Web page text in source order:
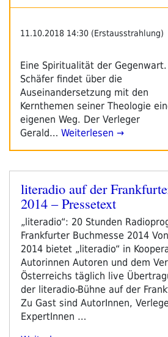
11.10.2018 14:30 (Erstausstrahlung)
Eine Spiritualität der Gegenwart.
Schäfer findet über die
Auseinandersetzung mit den
Kernthemen seiner Theologie
eigenen Weg. Der Verleger
Gerald… Weiterlesen →
Veröffentlicht
am
literadio auf der
2014 – Pressetext
„literadio“: 20 Stunden
Frankfurter Buchmesse 2014
2014 bietet „literadio“ in
Autorinnen Autoren und dem
Österreichs täglich live
der literadio-Bühne auf der
Zu Gast sind AutorInnen,
ExpertInnen …